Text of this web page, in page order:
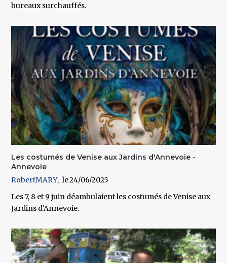
bureaux surchauffés.
Les costumés de Venise aux Jardins d'Annevoie -
Annevoie
RobertMARY
24/06/2025
Les 7, 8 et 9 juin déambulaient les costumés de Venise aux
Jardins d'Annevoie.